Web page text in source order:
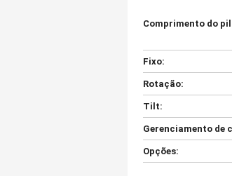
Comprimento do
Fixo:
Rotação:
Tilt:
Gerenciamento de
Opções: